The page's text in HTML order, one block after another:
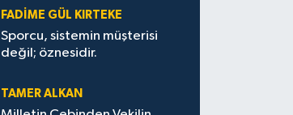
FADIME GÜL KIRTEKE
Sporcu, sistemin müşterisi
değil; öznesidir.
TAMER ALKAN